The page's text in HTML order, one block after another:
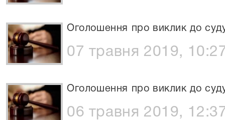
Оголошення про виклик до
07 травня 2019,
Оголошення про виклик до
06 травня 2019,